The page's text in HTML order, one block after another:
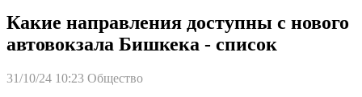
Какие направления доступны с нового
автовокзала Бишкека - список
31/10/24 10:23 Общество